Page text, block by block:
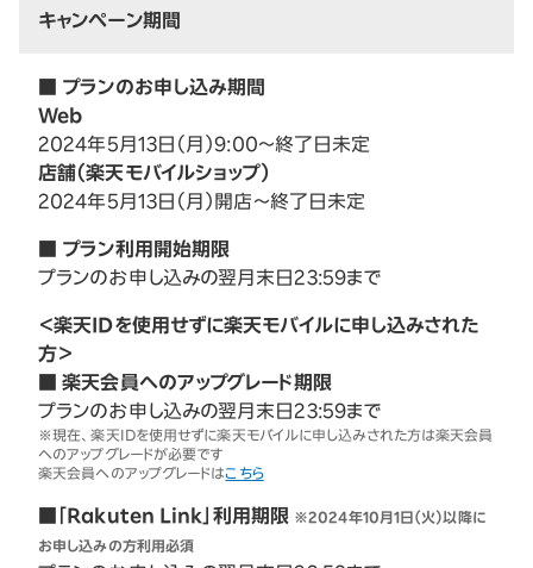
キャンペーン期間
■ プランのお申し込み期間
Web
2024年5月13日（月）9:00～終了日未定
店舗（楽天モバイルショップ）
2024年5月13日（月）開店～終了日未定
■ プラン利用開始期限
プランのお申し込みの翌月末日23:59まで
＜楽天IDを使用せずに楽天モバイルに申し込みされた
方＞
■ 楽天会員へのアップグレード期限
プランのお申し込みの翌月末日23:59まで
※現在、楽天IDを使用せずに楽天モバイルに申し込みされた方は楽天会員
へのアップグレードが必要です
楽天会員へのアップグレードはこちら
■「Rakuten Link」利用期限 ※2024年10月1日（火）以降に
お申し込みの方利用必須